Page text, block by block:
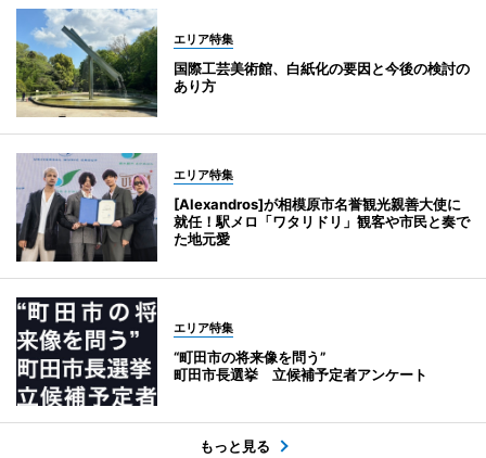
エリア特集
国際工芸美術館、白紙化の要因と今後の検討の
あり方
エリア特集
[Alexandros]が相模原市名誉観光親善大使に
就任！駅メロ「ワタリドリ」観客や市民と奏で
た地元愛
エリア特集
“町田市の将来像を問う”
町田市長選挙 立候補予定者アンケート
もっと見る